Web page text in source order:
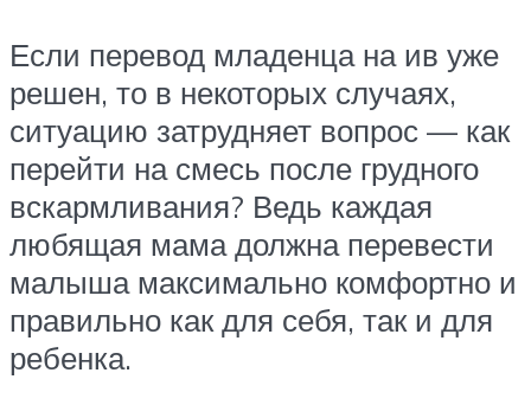
Если перевод младенца на ив уже
решен, то в некоторых случаях,
ситуацию затрудняет вопрос — как
перейти на смесь после грудного
вскармливания? Ведь каждая
любящая мама должна перевести
малыша максимально комфортно и
правильно как для себя, так и для
ребенка.